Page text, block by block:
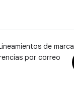
de marca
por correo